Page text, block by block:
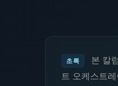
초록
본 칼
트 오케스트